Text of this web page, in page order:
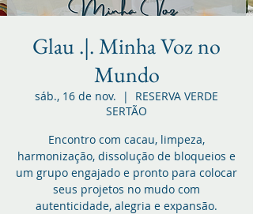
Glau .|. Minha Voz no
Mundo
sáb., 16 de nov.
  |
RESERVA VERDE
SERTÃO
Encontro com cacau, limpeza,
harmonização, dissolução de bloqueios e
um grupo engajado e pronto para colocar
seus projetos no mudo com
autenticidade, alegria e expansão.